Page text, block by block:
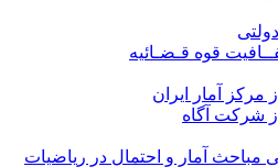
قوه قـضـائیه
مرکز آمار ایران
شرکت آگاه
مباحث آمار و احتمال در ریاضیات